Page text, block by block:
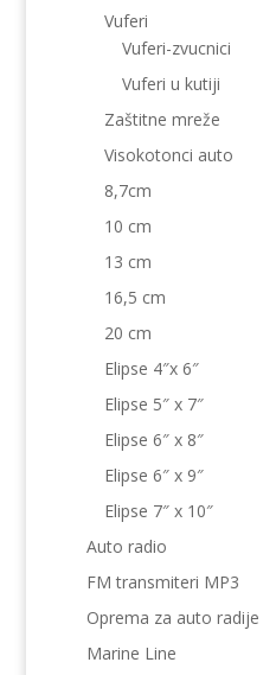
Vuferi
Vuferi-zvucnici
Vuferi u kutiji
Zaštitne mreže
Visokotonci auto
8,7cm
10 cm
13 cm
16,5 cm
20 cm
Elipse 4″x 6″
Elipse 5″ x 7″
Elipse 6″ x 8″
Elipse 6″ x 9″
Elipse 7″ x 10″
Auto radio
FM transmiteri MP3
Oprema za auto radije
Marine Line